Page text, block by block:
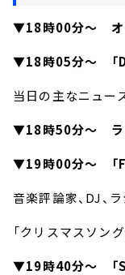
▼18時00分～ オ
▼18時05分～ 「
当日の主なニュー
▼18時50分～ ラ
▼19時00分～ 「
音楽評論家、DJ、
「クリスマスソング
▼19時40分～